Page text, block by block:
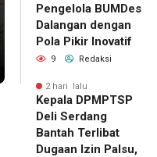
Pengelola BUMDes
Dalangan dengan
Pola Pikir Inovatif
9 Redaksi
2 hari lalu
Kepala DPMPTSP
Deli Serdang
Bantah Terlibat
Dugaan Izin Palsu,